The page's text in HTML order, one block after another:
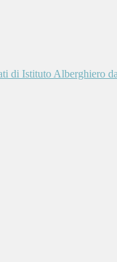
Istituto Alberghiero